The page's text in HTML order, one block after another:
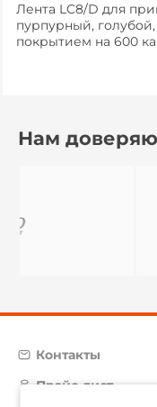
Лента LC8/D для
пурпурный,
покрытием на 600
Нам
Контакты
Прайс-лист